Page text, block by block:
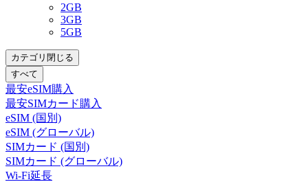
2GB
3GB
5GB
カテゴリ閉じる
すべて
最安eSIM購入
最安SIMカード購入
eSIM (国別)
eSIM (グローバル)
SIMカード (国別)
SIMカード (グローバル)
Wi-Fi延長